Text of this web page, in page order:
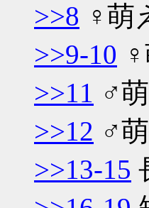
>>8 ♀萌
>>9-10
>>11 ♂
>>12 ♂
>>13-15